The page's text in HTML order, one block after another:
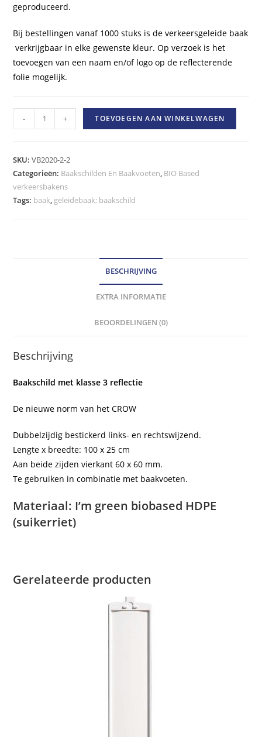
geproduceerd.
Bij bestellingen vanaf 1000 stuks is de verkeersgeleide baak
verkrijgbaar in elke gewenste kleur. Op verzoek is het
toevoegen van een naam en/of logo op de reflecterende
folie mogelijk.
Baakschilden
met
3
reflectie
BIO
BASED
- + TOEVOEGEN AAN WINKELWAGEN
SKU:VB2020-2-2
Categorieën: Baakschilden En Baakvoeten, BIO Based
verkeersbakens
Tags: baak, geleidebaak; baakschild
BESCHRIJVING
EXTRA INFORMATIE
BEOORDELINGEN (0)
Beschrijving
Baakschild met klasse 3 reflectie
De nieuwe norm van het CROW
Dubbelzijdig bestickerd links- en rechtswijzend.
Lengte x breedte: 100 x 25 cm
Aan beide zijden vierkant 60 x 60 mm.
Te gebruiken in combinatie met baakvoeten.
Materiaal: I’m green biobased HDPE
(suikerriet)
Gerelateerde producten